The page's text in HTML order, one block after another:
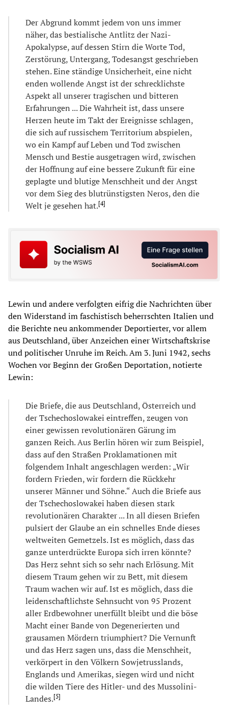
Der Abgrund kommt jedem von uns immer
näher, das bestialische Antlitz der Nazi-
Apokalypse, auf dessen Stirn die Worte Tod,
Zerstörung, Untergang, Todesangst geschrieben
stehen. Eine ständige Unsicherheit, eine nicht
enden wollende Angst ist der schrecklichste
Aspekt all unserer tragischen und bitteren
Erfahrungen ... Die Wahrheit ist, dass unsere
Herzen heute im Takt der Ereignisse schlagen,
die sich auf russischem Territorium abspielen,
wo ein Kampf auf Leben und Tod zwischen
Mensch und Bestie ausgetragen wird, zwischen
der Hoffnung auf eine bessere Zukunft für eine
geplagte und blutige Menschheit und der Angst
vor dem Sieg des blutrünstigsten Neros, den die
Welt je gesehen hat.[4]
Lewin und andere verfolgten eifrig die Nachrichten über
den Widerstand im faschistisch beherrschten Italien und
die Berichte neu ankommender Deportierter, vor allem
aus Deutschland, über Anzeichen einer Wirtschaftskrise
und politischer Unruhe im Reich. Am 3. Juni 1942, sechs
Wochen vor Beginn der Großen Deportation, notierte
Lewin:
Die Briefe, die aus Deutschland, Österreich und
der Tschechoslowakei eintreffen, zeugen von
einer gewissen revolutionären Gärung im
ganzen Reich. Aus Berlin hören wir zum Beispiel,
dass auf den Straßen Proklamationen mit
folgendem Inhalt angeschlagen werden: „Wir
fordern Frieden, wir fordern die Rückkehr
unserer Männer und Söhne.“ Auch die Briefe aus
der Tschechoslowakei haben diesen stark
revolutionären Charakter ... In all diesen Briefen
pulsiert der Glaube an ein schnelles Ende dieses
weltweiten Gemetzels. Ist es möglich, dass das
ganze unterdrückte Europa sich irren könnte?
Das Herz sehnt sich so sehr nach Erlösung. Mit
diesem Traum gehen wir zu Bett, mit diesem
Traum wachen wir auf. Ist es möglich, dass die
leidenschaftlichste Sehnsucht von 95 Prozent
aller Erdbewohner unerfüllt bleibt und die böse
Macht einer Bande von Degenerierten und
grausamen Mördern triumphiert? Die Vernunft
und das Herz sagen uns, dass die Menschheit,
verkörpert in den Völkern Sowjetrusslands,
Englands und Amerikas, siegen wird und nicht
die wilden Tiere des Hitler- und des Mussolini-
Landes.[5]